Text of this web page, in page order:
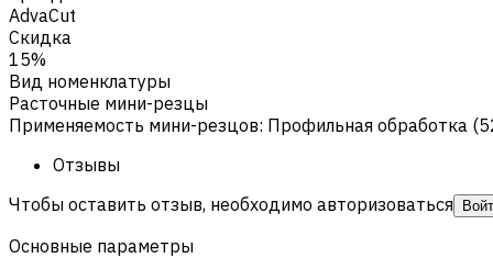
AdvaCut
Скидка
15%
Вид номенклатуры
Расточные мини-резцы
Применяемость мини-резцов: Профильная обработка
Отзывы
Чтобы оставить отзыв, необходимо авторизоваться
Основные параметры